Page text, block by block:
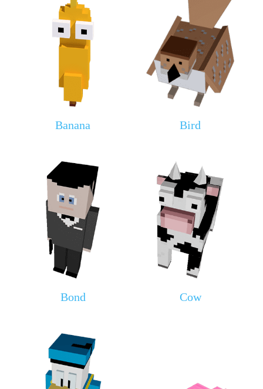
Banana Bird
Bond Cow